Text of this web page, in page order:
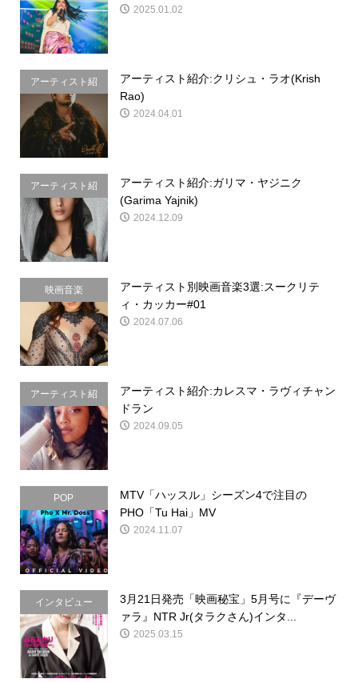
2025.01.02
アーティスト紹
介
アーティスト紹介:クリシュ・ラオ(Krish
Rao)
2024.04.01
アーティスト紹
介
アーティスト紹介:ガリマ・ヤジニク
(Garima Yajnik)
2024.12.09
映画音楽
アーティスト別映画音楽3選:スークリテ
ィ・カッカー#01
2024.07.06
アーティスト紹
介
アーティスト紹介:カレスマ・ラヴィチャン
ドラン
2024.09.05
POP
MTV「ハッスル」シーズン4で注目の
PHO「Tu Hai」MV
2024.11.07
インタビュー
3月21日発売「映画秘宝」5月号に『デーヴ
ァラ』NTR Jr(タラクさん)インタ...
2025.03.15